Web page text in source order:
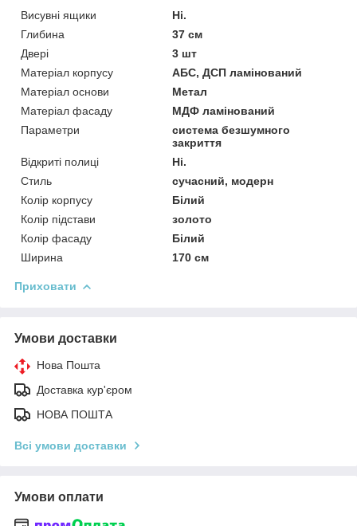
Висувні ящики
Ні.
Глибина
37 см
Двері
3 шт
Матеріал корпусу
АБС, ДСП ламінований
Матеріал основи
Метал
Матеріал фасаду
МДФ ламінований
Параметри
система безшумного
закриття
Відкриті полиці
Ні.
Стиль
сучасний, модерн
Колір корпусу
Білий
Колір підстави
золото
Колір фасаду
Білий
Ширина
170 см
Приховати
Умови доставки
Нова Пошта
Доставка кур'єром
НОВА ПОШТА
Всі умови доставки
Умови оплати